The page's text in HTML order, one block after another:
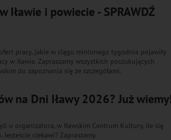
Iławie i powiecie - SPRAWDŹ
pracy, jakie w ciągu minionego tygodnia pojawiły
w Iławie. Zapraszamy wszystkich poszukujących
do zapoznania się ze szczegółami.
na Dni Iławy 2026? Już
u organizatora, w Iławskim Centrum Kultury, ile się
ciekawi? Zapraszamy.